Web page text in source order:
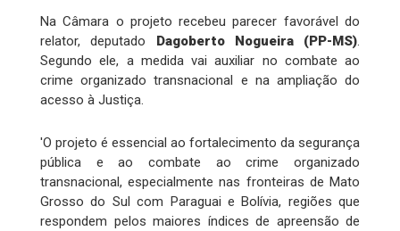
Na Câmara o projeto recebeu parecer favorável do
relator, deputado Dagoberto Nogueira (PP-MS).
Segundo ele, a medida vai auxiliar no combate ao
crime organizado transnacional e na ampliação do
acesso à Justiça.
'O projeto é essencial ao fortalecimento da segurança
pública e ao combate ao crime organizado
transnacional, especialmente nas fronteiras de Mato
Grosso do Sul com Paraguai e Bolívia, regiões que
respondem pelos maiores índices de apreensão de